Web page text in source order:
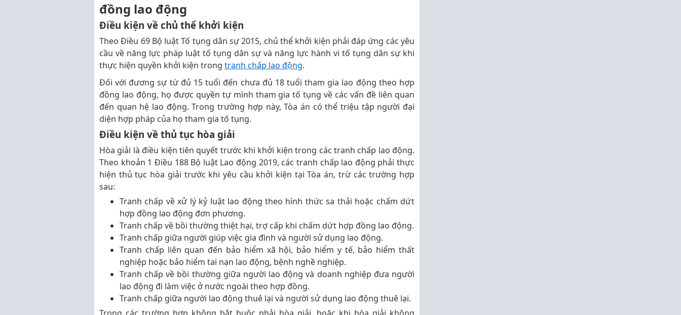
đồng lao động
Điều kiện về chủ thể khởi kiện
Theo Điều 69 Bộ luật Tố tụng dân sự 2015, chủ thể khởi kiện phải đáp ứng các yêu
cầu về năng lực pháp luật tố tụng dân sự và năng lực hành vi tố tụng dân sự khi
thực hiện quyền khởi kiện trong tranh chấp lao động.
Đối với đương sự từ đủ 15 tuổi đến chưa đủ 18 tuổi tham gia lao động theo hợp
đồng lao động, họ được quyền tự mình tham gia tố tụng về các vấn đề liên quan
đến quan hệ lao động. Trong trường hợp này, Tòa án có thể triệu tập người đại
diện hợp pháp của họ tham gia tố tụng.
Điều kiện về thủ tục hòa giải
Hòa giải là điều kiện tiên quyết trước khi khởi kiện trong các tranh chấp lao động.
Theo khoản 1 Điều 188 Bộ luật Lao động 2019, các tranh chấp lao động phải thực
hiện thủ tục hòa giải trước khi yêu cầu khởi kiện tại Tòa án, trừ các trường hợp
sau:
Tranh chấp về xử lý kỷ luật lao động theo hình thức sa thải hoặc chấm dứt
hợp đồng lao động đơn phương.
Tranh chấp về bồi thường thiệt hại, trợ cấp khi chấm dứt hợp đồng lao động.
Tranh chấp giữa người giúp việc gia đình và người sử dụng lao động.
Tranh chấp liên quan đến bảo hiểm xã hội, bảo hiểm y tế, bảo hiểm thất
nghiệp hoặc bảo hiểm tai nạn lao động, bệnh nghề nghiệp.
Tranh chấp về bồi thường giữa người lao động và doanh nghiệp đưa người
lao động đi làm việc ở nước ngoài theo hợp đồng.
Tranh chấp giữa người lao động thuê lại và người sử dụng lao động thuê lại.